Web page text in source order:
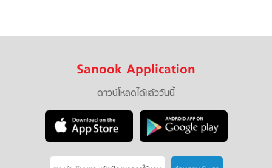
Sanook Application
ดาวน์โหลดได้แล้ววันนี้